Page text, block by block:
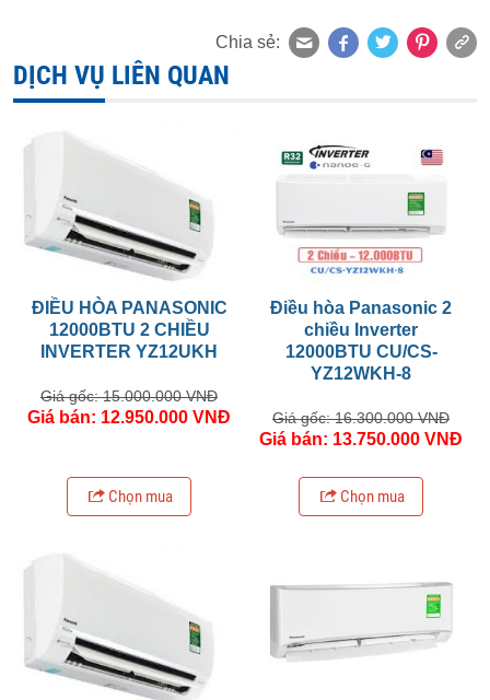
Chia sẻ:
DỊCH VỤ LIÊN QUAN
ĐIỀU HÒA PANASONIC
12000BTU 2 CHIỀU
INVERTER YZ12UKH
Giá gốc: 15.000.000 VNĐ
Giá bán: 12.950.000 VNĐ
Chọn mua
Điều hòa Panasonic 2
chiều Inverter
12000BTU CU/CS-
YZ12WKH-8
Giá gốc: 16.300.000 VNĐ
Giá bán: 13.750.000 VNĐ
Chọn mua